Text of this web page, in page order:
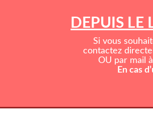
DEPUIS LE
Si vous
contactez
OU par mail à
En cas